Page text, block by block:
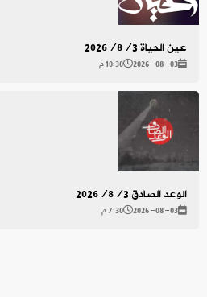
عين الحياة 2026/8/3
2026-08-03 10:30 م
الوعد الصادق 2026/8/3
2026-08-03 7:30 م